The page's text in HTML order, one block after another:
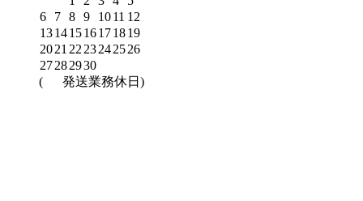
6
7 8 9 1011 12
13141516171819
2021 22 23242526
27282930
(
発送業務休日)